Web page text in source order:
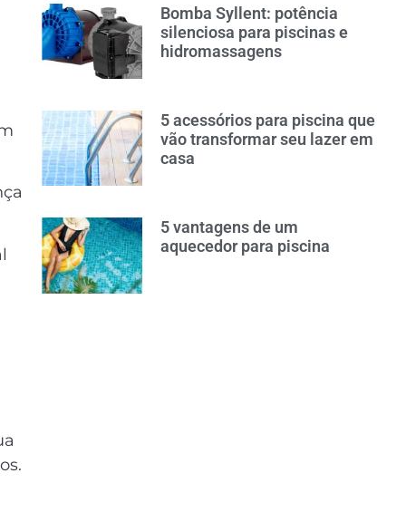
Bomba Syllent: potência
silenciosa para piscinas e
hidromassagens
5 acessórios para piscina que
vão transformar seu lazer em
casa
5 vantagens de um
aquecedor para piscina